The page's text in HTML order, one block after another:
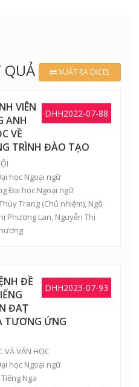
QUẢ
XUẤT RA EXCEL
DHH2022-07-88
VIÊN
ANH
VỀ
TRÌNH ĐÀO TẠO
học Ngoại ngữ
Đại học Ngoại ngữ
Trang (Chủ nhiệm), Ngô
Phương Lan, Nguyễn Thị
DHH2023-07-93
ĐỀ
ĐAṬ
TƯƠNG ỨNG
VÀ VĂN HỌC
học Ngoại ngữ
Nga